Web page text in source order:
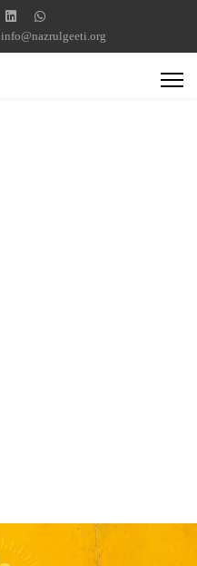
info@nazrulgeeti.org